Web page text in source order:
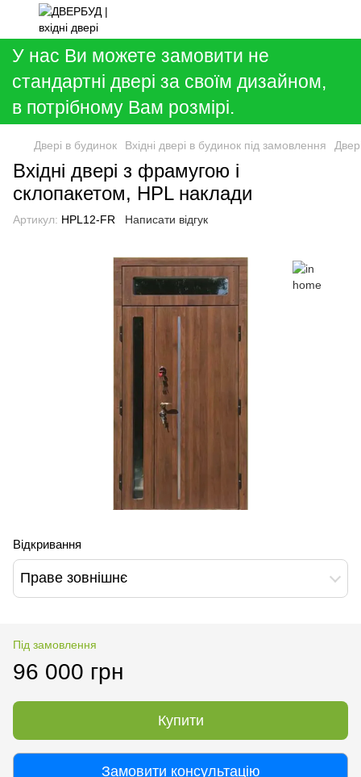
У нас Ви можете замовити не
стандартні двері за своїм дизайном,
в потрібному Вам розмірі.
Двері в будинок Вхідні двері в будинок під замовлення
Вхідні двері з фрамугою і
склопакетом, HPL наклади
Артикул: HPL12-FR Написати відгук
Відкривання
Праве зовнішнє
Під замовлення
96 000 грн
Купити
Замовити консультацію